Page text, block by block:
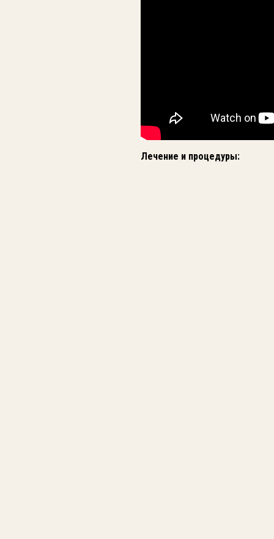
Лечение и процедуры: